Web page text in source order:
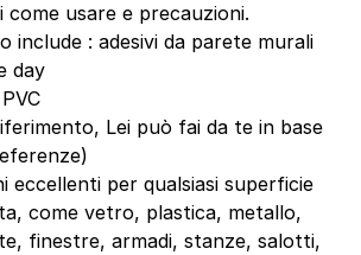
usare e precauzioni.
include : adesivi da parete murali
day
Lei può fai da te in base
eccellenti per qualsiasi superficie
come vetro, plastica, metallo,
finestre, armadi, stanze, salotti,